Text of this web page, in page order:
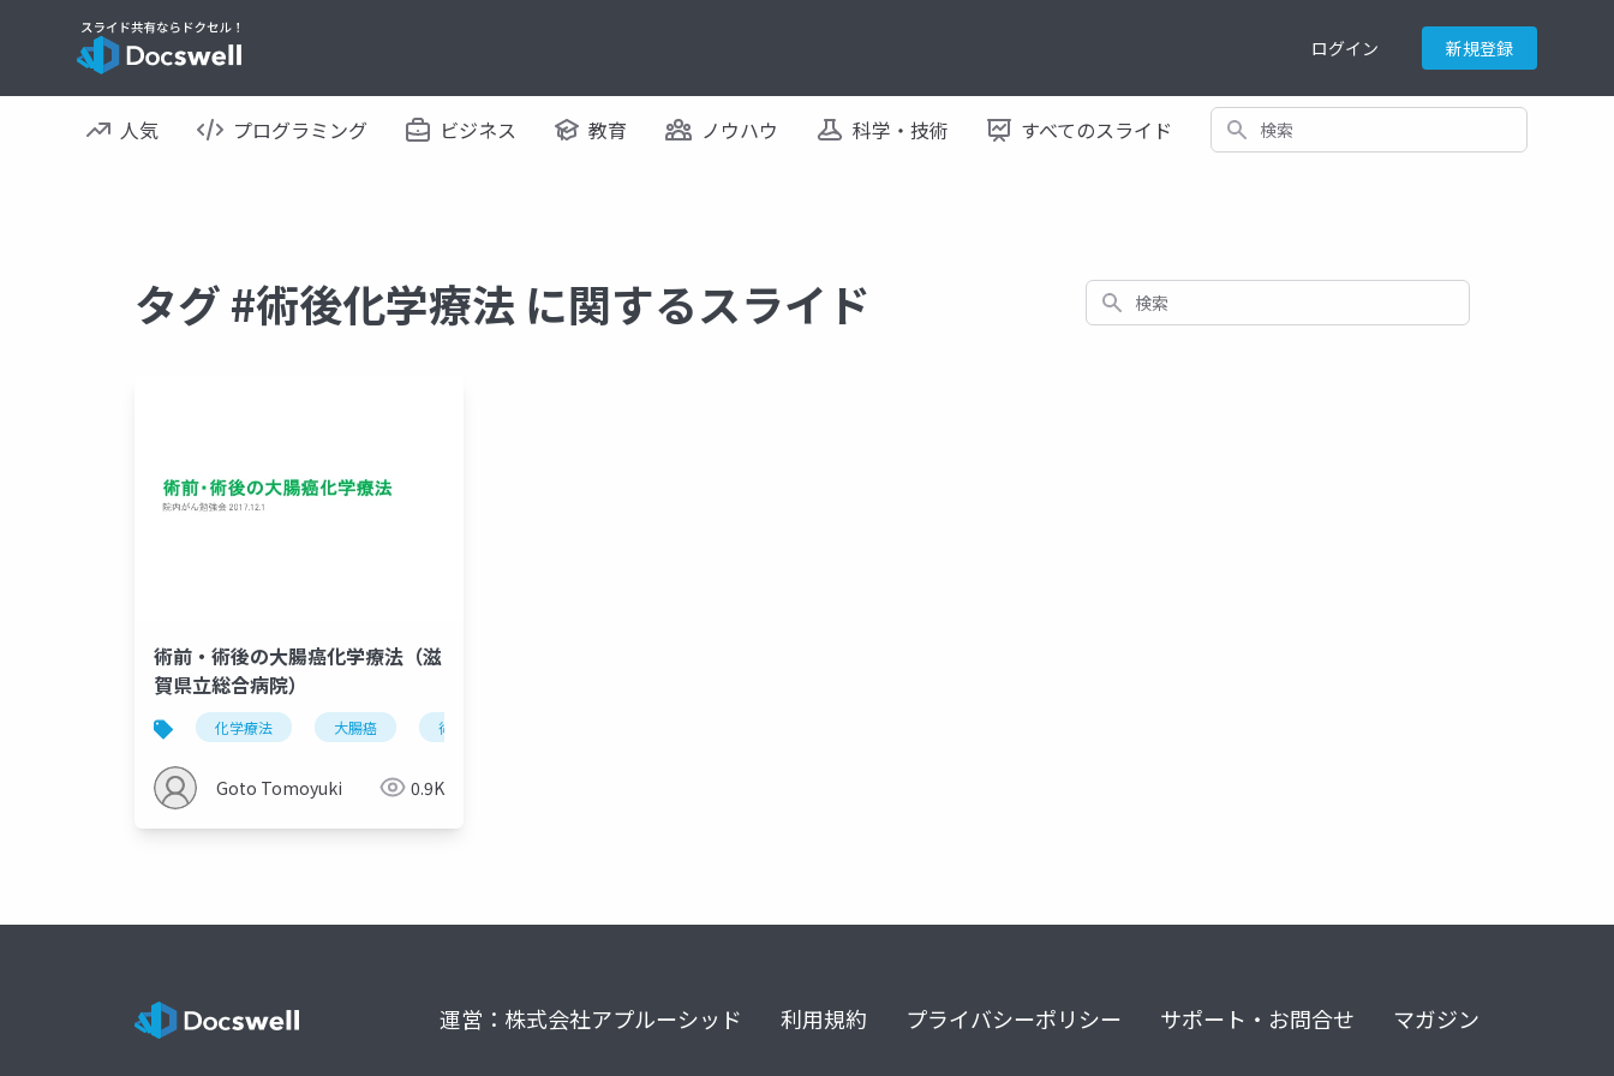
ログイン 新規登録
人気 プログラミング ビジネス 教育 ノウハウ 科学・技術 すべてのスライド 検索
タグ #術後化学療法 に関するスライド 検索
術前・術後の大腸癌化学療法（滋
賀県立総合病院）
化学療法 大腸癌 術後化学療法
Goto Tomoyuki 0.9K
運営：株式会社アプルーシッド 利用規約 プライバシーポリシー サポート・お問合せ マガジン